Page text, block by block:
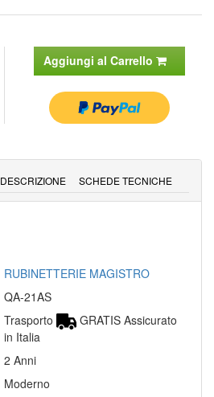
Aggiungi al Carrello
DESCRIZIONE SCHEDE TECNICHE
RUBINETTERIE MAGISTRO
QA-21AS
Trasporto
GRATIS Assicurato
in Italia
2 Anni
Moderno